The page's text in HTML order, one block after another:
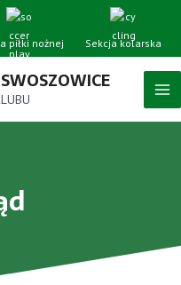
piłki nożnej Sekcja kolarska